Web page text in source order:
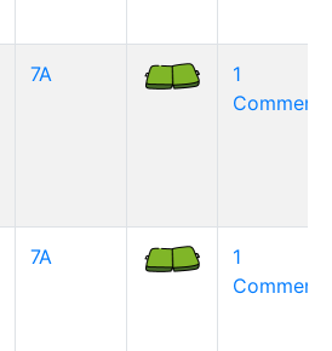
7A
1
7A
1